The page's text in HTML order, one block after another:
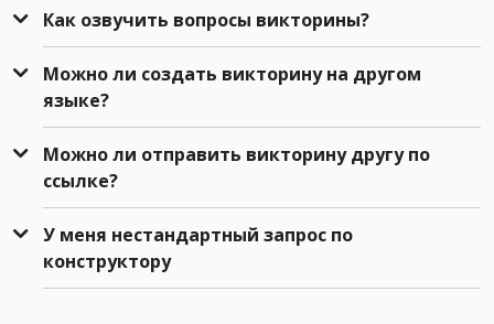
Как озвучить вопросы викторины?
Можно ли создать викторину на другом
языке?
Можно ли отправить викторину другу по
ссылке?
У меня нестандартный запрос по
конструктору